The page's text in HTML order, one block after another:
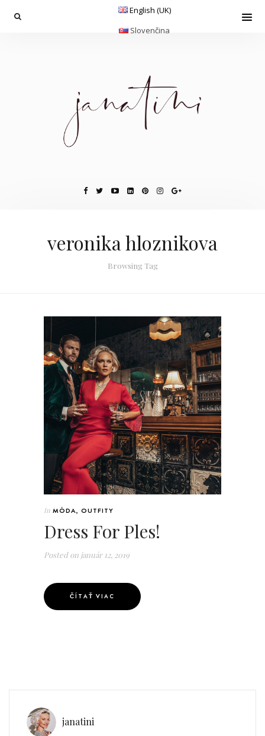
English (UK)
Slovenčina
veronika hloznikova
Browsing Tag
In MÓDA, OUTFITY
Dress For Ples!
Posted on január 12, 2019
ČÍTAŤ VIAC
janatini